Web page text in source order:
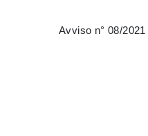
Avviso n°